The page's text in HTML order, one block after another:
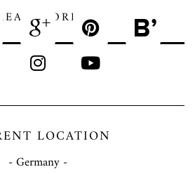
READ MORE
LOCATION
- Germany -